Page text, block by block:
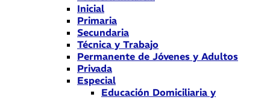
Inicial
Primaria
Secundaria
Técnica y Trabajo
Permanente de Jóvenes y Adultos
Privada
Especial
Educación Domiciliaria y